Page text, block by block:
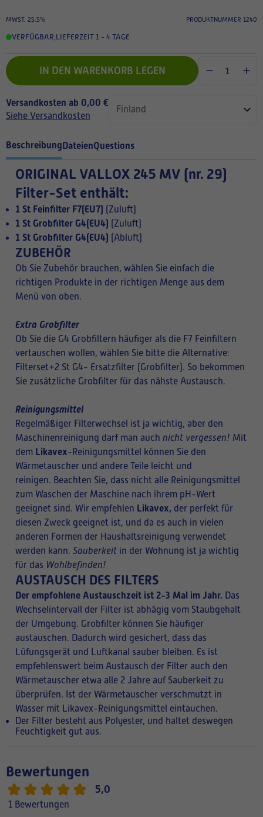
MWST. 25.5% PRODUKTNUMMER 1240
VERFÜGBAR LIEFERZEIT 1 - 4 TAGE
IN DEN WARENKORB LEGEN
Versandkosten ab 0,00 €
Siehe Versandkosten
Beschreibung DateienQuestions
ORIGINAL VALLOX 245 MV (nr. 29)
Filter-Set enthält:
1 St Feinfilter F7(EU7) (Zuluft)
1 St Grobfilter G4(EU4) (Zuluft)
1 St Grobfilter G4(EU4) (Abluft)
ZUBEHÖR
Ob Sie Zubehör brauchen, wählen Sie einfach die
richtigen Produkte in der richtigen Menge aus dem
Menü von oben.
Extra Grobfilter
Ob Sie die G4 Grobfiltern häufiger als die F7 Feinfiltern
vertauschen wollen, wählen Sie bitte die Alternative:
Filterset+2 St G4- Ersatzfilter (Grobfilter). So bekommen
Sie zusätzliche Grobfilter für das nähste Austausch.
Reinigungsmittel
Regelmäßiger Filterwechsel ist ja wichtig, aber den
Maschinenreinigung darf man auch nicht vergessen! Mit
dem Likavex-Reinigungsmittel können Sie den
Wärmetauscher und andere Teile leicht und
reinigen. Beachten Sie, dass nicht alle Reinigungsmittel
zum Waschen der Maschine nach ihrem pH-Wert
geeignet sind. Wir empfehlen Likavex, der perfekt für
diesen Zweck geeignet ist, und da es auch in vielen
anderen Formen der Haushaltsreinigung verwendet
werden kann. Sauberkeit in der Wohnung ist ja wichtig
für das Wohlbefinden!
AUSTAUSCH DES FILTERS
Der empfohlene Austauschzeit ist 2-3 Mal im Jahr. Das
Wechselintervall der Filter ist abhägig vom Staubgehalt
der Umgebung. Grobfilter können Sie häufiger
austauschen. Dadurch wird gesichert, dass das
Lüfungsgerät und Luftkanal sauber bleiben. Es ist
empfehlenswert beim Austausch der Filter auch den
Wärmetauscher etwa alle 2 Jahre auf Sauberkeit zu
überprüfen. Ist der Wärmetauscher verschmutzt in
Wasser mit Likavex-Reinigungsmittel eintauchen.
Der Filter besteht aus Polyester, und haltet deswegen
Feuchtigkeit gut aus.
Bewertungen
5,0
1 Bewertungen